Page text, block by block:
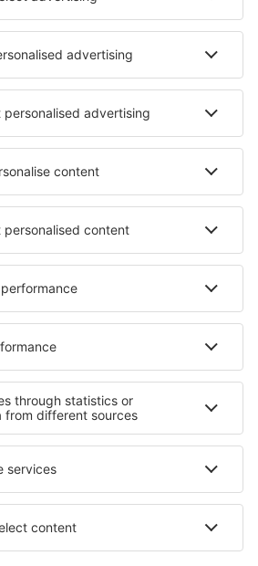
Hotels in Susice Hotels in Klatovy
Hotels in Ahlbeck
Hotels in Melle
Hotels in Sucatinga
La Verpilliere
Hotels in Orlické Mountains
spa triangle Hotels auf Chodsko
Hotels in Toskana
Hotels im Naturschutzgebiet Klaserie
Hotels in Bieszczady Mountains